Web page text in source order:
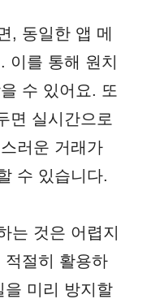
, 동일한 앱 메
이를 통해 원치
수 있어요. 또
면 실시간으로
러운 거래가
수 있습니다.
는 것은 어렵지
적절히 활용하
을 미리 방지할